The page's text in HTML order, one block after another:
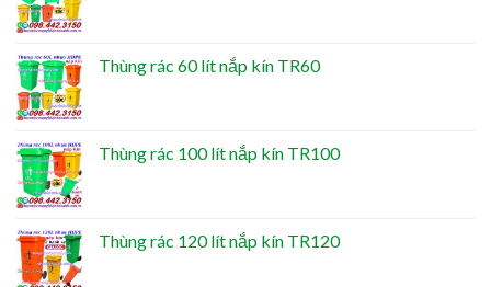
Thùng rác 60 lít nắp kín TR60
Thùng rác 100 lít nắp kín TR100
Thùng rác 120 lít nắp kín TR120